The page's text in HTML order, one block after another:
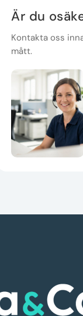
Är du
Kontakta oss
mått.